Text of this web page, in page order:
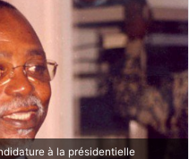
à la présidentielle